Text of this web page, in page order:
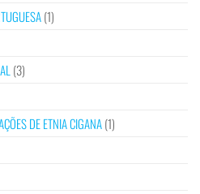
(1)
(3)
DE ETNIA CIGANA(1)